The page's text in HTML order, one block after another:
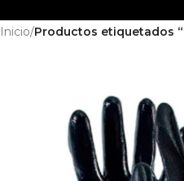
Inicio/Productos etiquetados